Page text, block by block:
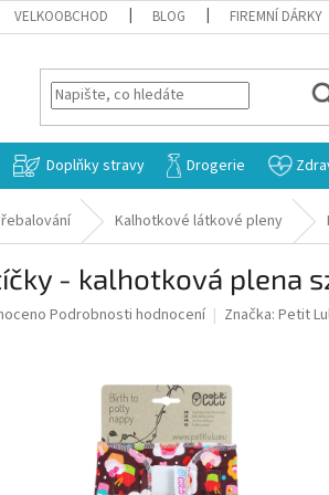
VELKOOBCHOD BLOG FIREMNÍ DÁRKY
HLEDAT
Doplňky stravy Drogerie
Kalhotkové látkové pleny
- kalhotková plena
Podrobnosti hodnocení Značka: Petit